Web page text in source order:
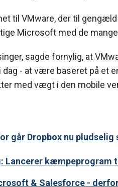
til VMware, der til
Microsoft med de
sagde fornylig, at
- at være baseret på et
med vægt i den mobile
går Dropbox nu
Lancerer kæmpeprogram
& Salesforce -